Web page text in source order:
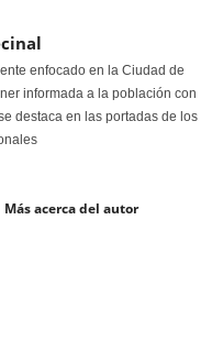
enfocado en la Ciudad de
informada a la población con
destaca en las portadas de los
Más acerca del autor